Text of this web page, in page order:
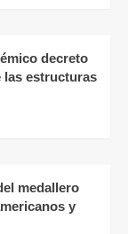
decreto
las estructuras
medallero
y